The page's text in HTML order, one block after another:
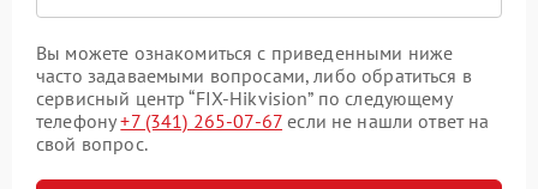
Вы можете ознакомиться с приведенными ниже
часто задаваемыми вопросами, либо обратиться в
сервисный центр “FIX-Hikvision” по следующему
телефону+7 (341) 265-07-67 если не нашли ответ на
свой вопрос.